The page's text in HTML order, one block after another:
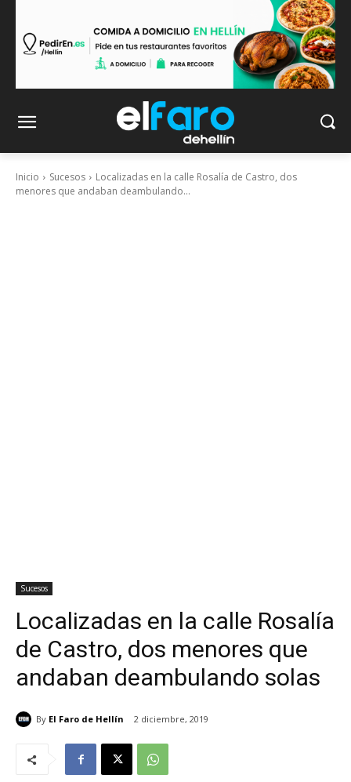
Inicio Sucesos
Localizadas en la calle Rosalía de Castro, dos
menores que andaban deambulando...
Sucesos
Localizadas en la calle Rosalía
de Castro, dos menores que
andaban deambulando solas
By El Faro de Hellín 2 diciembre, 2019